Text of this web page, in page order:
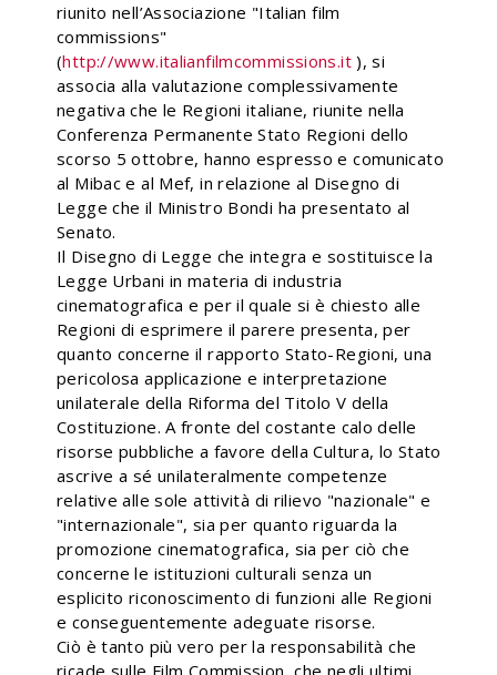
riunito nell’Associazione "Italian film
commissions"
(http://www.italianfilmcommissions.it), si
associa alla valutazione complessivamente
negativa che le Regioni italiane, riunite nella
Conferenza Permanente Stato Regioni dello
scorso 5 ottobre, hanno espresso e comunicato
al Mibac e al Mef, in relazione al Disegno di
Legge che il Ministro Bondi ha presentato al
Senato.
Il Disegno di Legge che integra e sostituisce la
Legge Urbani in materia di industria
cinematografica e per il quale si è chiesto alle
Regioni di esprimere il parere presenta, per
quanto concerne il rapporto Stato-Regioni, una
pericolosa applicazione e interpretazione
unilaterale della Riforma del Titolo V della
Costituzione. A fronte del costante calo delle
risorse pubbliche a favore della Cultura, lo Stato
ascrive a sé unilateralmente competenze
relative alle sole attività di rilievo "nazionale" e
"internazionale", sia per quanto riguarda la
promozione cinematografica, sia per ciò che
concerne le istituzioni culturali senza un
esplicito riconoscimento di funzioni alle Regioni
e conseguentemente adeguate risorse.
Ciò è tanto più vero per la responsabilità che
ricade sulle Film Commission, che negli ultimi